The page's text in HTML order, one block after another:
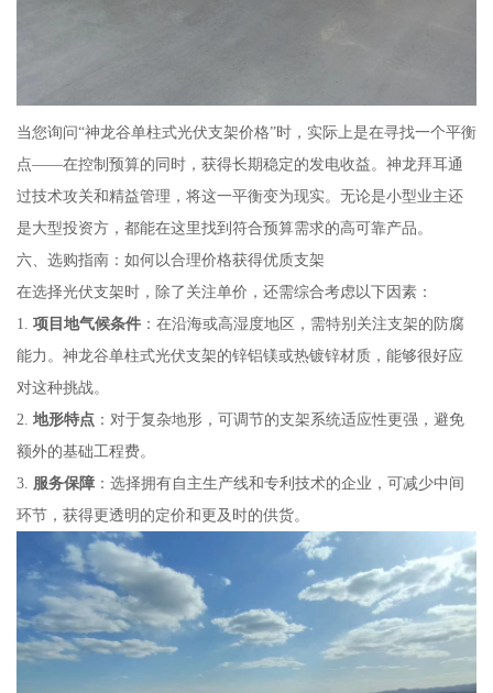
当您询问“神龙谷单柱式光伏支架价格”时，实际上是在寻找一个平衡
点——在控制预算的同时，获得长期稳定的发电收益。神龙拜耳通
过技术攻关和精益管理，将这一平衡变为现实。无论是小型业主还
是大型投资方，都能在这里找到符合预算需求的高可靠产品。
六、选购指南：如何以合理价格获得优质支架
在选择光伏支架时，除了关注单价，还需综合考虑以下因素：
1. 项目地气候条件：在沿海或高湿度地区，需特别关注支架的防腐
能力。神龙谷单柱式光伏支架的锌铝镁或热镀锌材质，能够很好应
对这种挑战。
2. 地形特点：对于复杂地形，可调节的支架系统适应性更强，避免
额外的基础工程费。
3. 服务保障：选择拥有自主生产线和专利技术的企业，可减少中间
环节，获得更透明的定价和更及时的供货。